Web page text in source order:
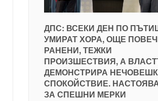
ДПС: ВСЕКИ ДЕН ПО
УМИРАТ ХОРА, ОЩЕ
РАНЕНИ, ТЕЖКИ
ПРОИЗШЕСТВИЯ, А
ДЕМОНСТРИРА
СПОКОЙСТВИЕ.
ЗА СПЕШНИ МЕРКИ